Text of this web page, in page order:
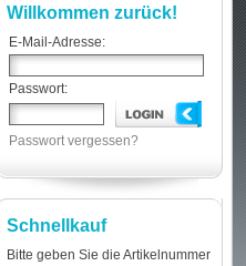
Willkommen zurück!
E-Mail-Adresse:
Passwort:
Passwort vergessen?
Schnellkauf
Bitte geben Sie die Artikelnummer